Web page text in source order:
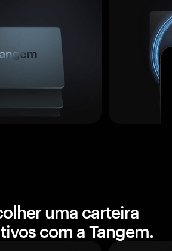
uma carteira
com a Tangem.